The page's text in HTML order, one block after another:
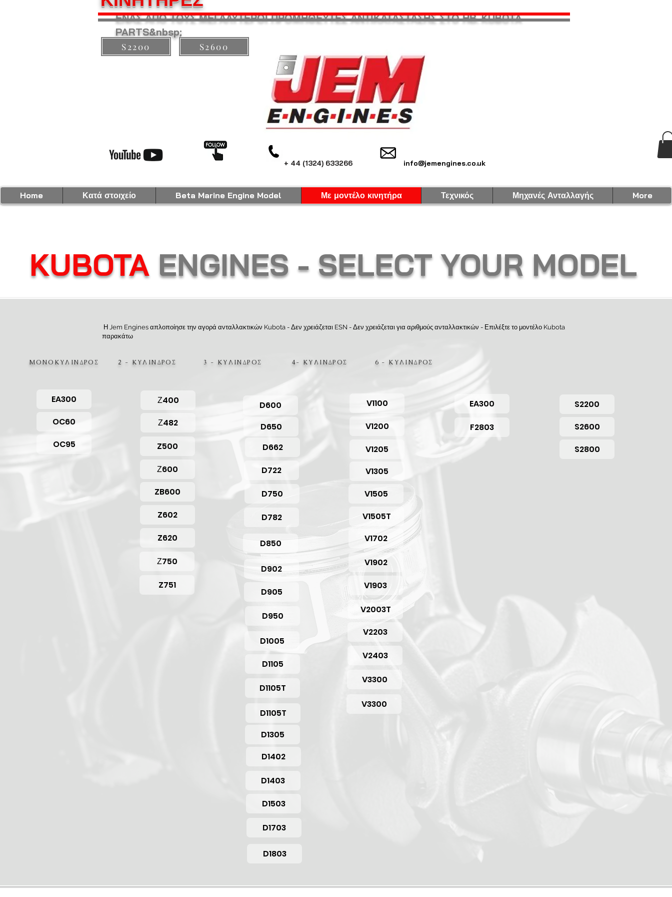
ΕΝΑΣ ΑΠΟ ΤΟΥΣ ΜΕΓΑΛΥΤΕΡΟΙ ΠΡΟΜΗΘΕΥΤΕΣ ΑΝΤΙΚΑΤΑΣΤΑΣΗΣ ΣΤΟ ΗΒ. KUBOTA
PARTS&nbsp;
+ 44 (1324) 633266 info@jemengines.co.uk
S2200 S2600
KUBOTA ENGINES - SELECT YOUR MODEL
Επιλέξτε το μοντέλο του κινητήρα σας!
EA300
OC60
OC95
Ζ400
Ζ482
Z500
Ζ600
ZB600
Z602
Z620
Ζ750
Z751
D600
D650
D662
D722
D750
D782
D850
D902
D905
D950
D1005
D1105
D1105T
D1105T
D1305
D1402
D1403
D1503
D1703
D1803
V1100
V1200
V1205
V1305
V1505
V1505T
V1702
V1902
V1903
V2003T
V2203
V2403
V3300
V3300
S2200
S2600
S2800
ΜΟΝΟΚΥΛΙΝΔΡΟΣ 2 - ΚΥΛΙΝΔΡΟΣ 3 - ΚΥΛΙΝΔΡΟΣ 4- ΚΥΛΙΝΔΡΟΣ 6 - ΚΥΛΙΝΔΡΟΣ
Η Jem Engines απλοποίησε την αγορά ανταλλακτικών Kubota - Δεν χρειάζεται ESN - Δεν χρειάζεται για αριθμούς ανταλλακτικών - Επιλέξτε το μοντέλο Kubota
παρακάτω
EA300
F2803
Home Κατά στοιχείο Beta Marine Engine Model Με μοντέλο κινητήρα Τεχνικός Μηχανές Ανταλλαγής More